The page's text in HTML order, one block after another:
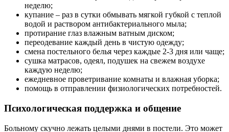
неделю;
купание – раз в сутки обмывать мягкой губкой с теплой
водой и раствором антибактериального мыла;
протирание глаз влажным ватным диском;
переодевание каждый день в чистую одежду;
смена постельного белья через каждые 2-3 дня или чаще;
сушка матрасов, одеял, подушек на свежем воздухе
каждую неделю;
ежедневное проветривание комнаты и влажная уборка;
помощь в отправлении физиологических потребностей.
Психологическая поддержка и общение
Больному скучно лежать целыми днями в постели. Это может